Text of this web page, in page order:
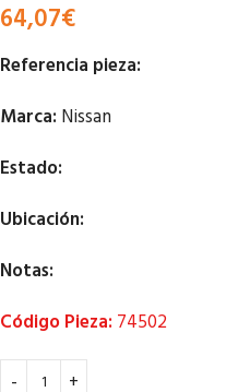
64,07€
Referencia pieza:
Marca: Nissan
Estado:
Ubicación:
Notas:
Código Pieza: 74502